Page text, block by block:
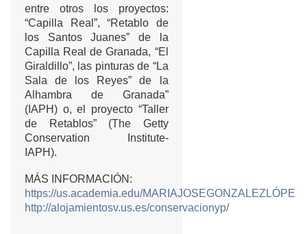
entre otros los proyectos:
“Capilla Real”, “Retablo de
los Santos Juanes” de la
Capilla Real de Granada, “El
Giraldillo”, las pinturas de “La
Sala de los Reyes” de la
Alhambra de Granada”
(IAPH) o, el proyecto “Taller
de Retablos” (The Getty
Conservation Institute-
IAPH).
MÁS INFORMACIÓN:
https://us.academia.edu/
http://alojamientosv.us.es/conservacionyp/